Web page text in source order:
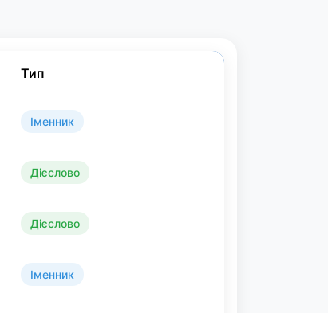
Тип
Іменник
Дієслово
Дієслово
Іменник